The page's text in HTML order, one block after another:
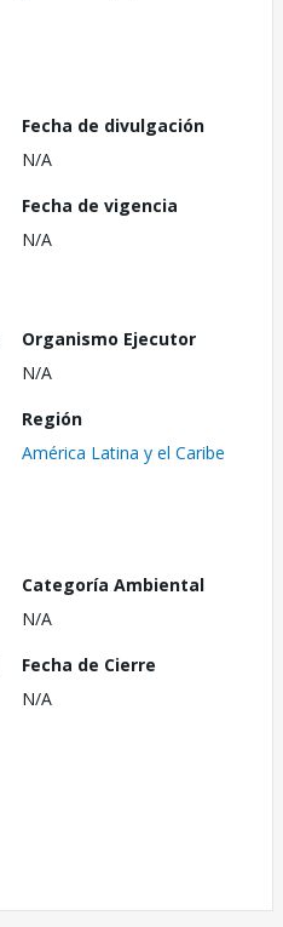
Fecha de divulgación
N/A
Fecha de vigencia
N/A
Organismo Ejecutor
N/A
Región
América Latina y el Caribe
Categoría Ambiental
N/A
Fecha de Cierre
N/A